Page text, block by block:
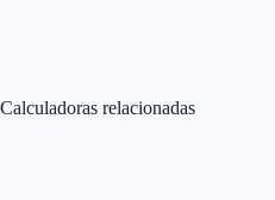
Calculadoras relacionadas